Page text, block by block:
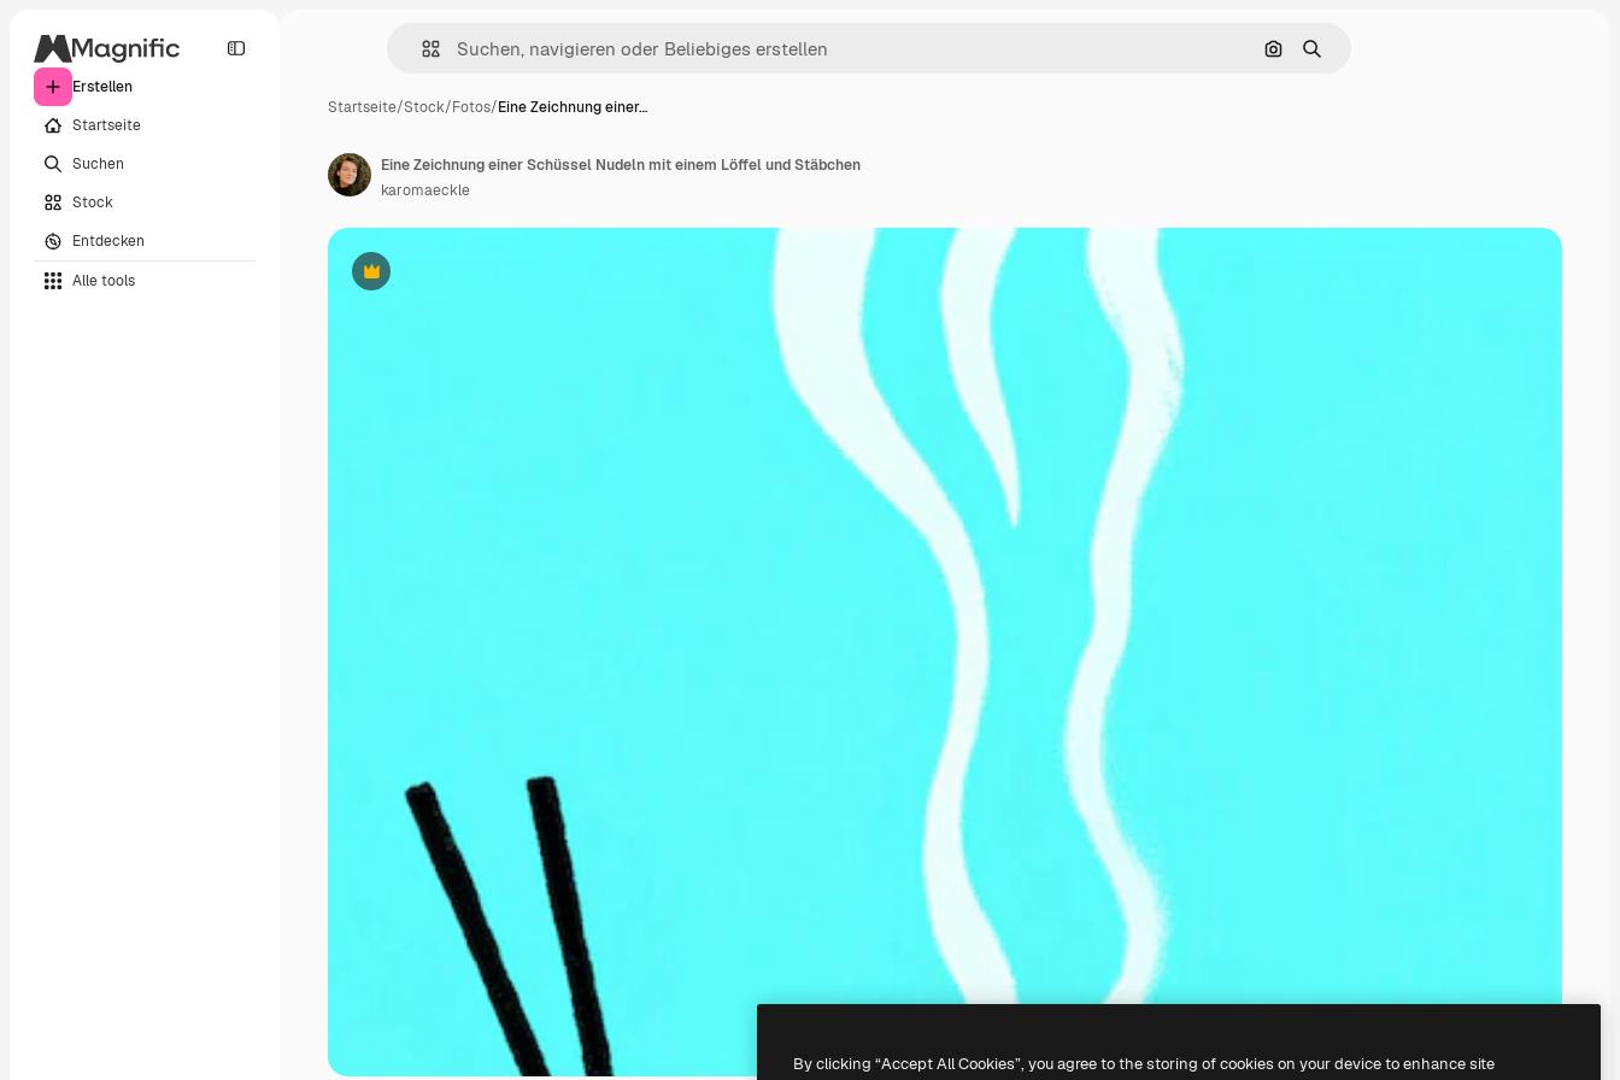
Erstellen
Startseite
Suchen
Stock
Entdecken
Alle tools
Nach Bild suchen
Suchen
Startseite/Stock/Fotos/Eine Zeichnung einer…
Premium
Eine Zeichnung einer Schüssel Nudeln mit einem Löffel und Stäbchen
karomaeckle
By clicking “Accept All Cookies”, you agree to the storing of cookies on your device to enhance site